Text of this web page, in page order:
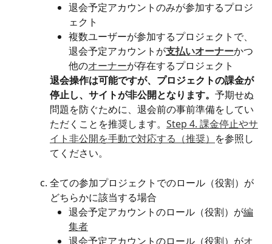
退会予定アカウントのみが参加するプロジ
ェクト
複数ユーザーが参加するプロジェクトで、
退会予定アカウントが支払いオーナーかつ
他のオーナーが存在するプロジェクト
退会操作は可能ですが、プロジェクトの課金が
停止し、サイトが非公開となります。 予期せぬ
問題を防ぐために、退会前の事前準備をしてい
ただくことを推奨します。 Step 4. 課金停止やサ
イト非公開を手動で対応する（推奨） を参照し
てください。
全ての参加プロジェクトでのロール（役割）が
どちらかに該当する場合
退会予定アカウントのロール（役割）が編
集者
退会予定アカウントのロール（役割）がオ